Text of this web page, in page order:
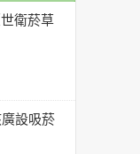
衛菸草
設吸菸